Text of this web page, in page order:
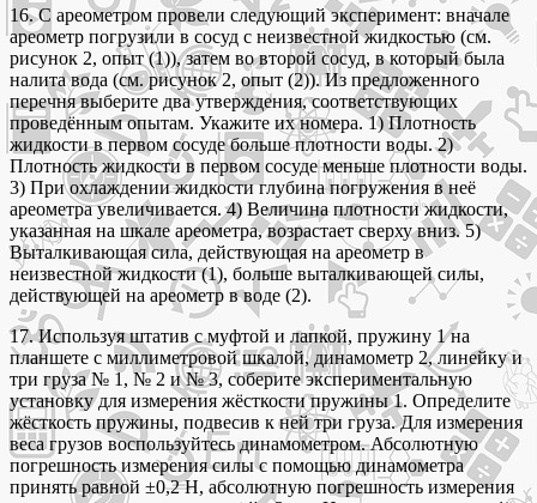
16. С ареометром провели следующий эксперимент: вначале
ареометр погрузили в сосуд с неизвестной жидкостью (см.
рисунок 2, опыт (1)), затем во второй сосуд, в который была
налита вода (см. рисунок 2, опыт (2)). Из предложенного
перечня выберите два утверждения, соответствующих
проведённым опытам. Укажите их номера. 1) Плотность
жидкости в первом сосуде больше плотности воды. 2)
Плотность жидкости в первом сосуде меньше плотности воды.
3) При охлаждении жидкости глубина погружения в неё
ареометра увеличивается. 4) Величина плотности жидкости,
указанная на шкале ареометра, возрастает сверху вниз. 5)
Выталкивающая сила, действующая на ареометр в
неизвестной жидкости (1), больше выталкивающей силы,
действующей на ареометр в воде (2).
17. Используя штатив с муфтой и лапкой, пружину 1 на
планшете с миллиметровой шкалой, динамометр 2, линейку и
три груза № 1, № 2 и № 3, соберите экспериментальную
установку для измерения жёсткости пружины 1. Определите
жёсткость пружины, подвесив к ней три груза. Для измерения
веса грузов воспользуйтесь динамометром. Абсолютную
погрешность измерения силы с помощью динамометра
принять равной ±0,2 Н, абсолютную погрешность измерения